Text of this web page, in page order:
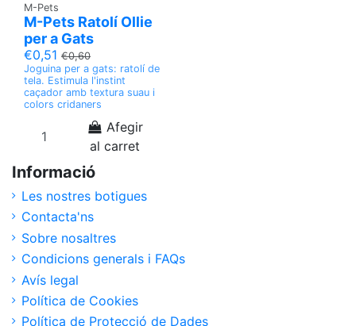
M-Pets
M-Pets Ratolí Ollie
per a Gats
€0,51 €0,60
Joguina per a gats: ratolí de
tela. Estimula l'instint
caçador amb textura suau i
colors cridaners
Afegir
al carret
Informació
Les nostres botigues
Contacta'ns
Sobre nosaltres
Condicions generals i FAQs
Avís legal
Política de Cookies
Política de Protecció de Dades